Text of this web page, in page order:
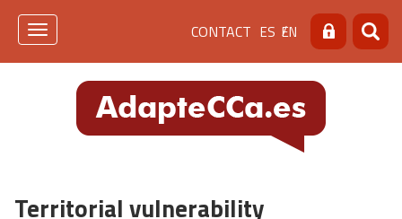
Skip
Menú
de
cabecera
[contacto]
CONTACT ES EN Search
Toggle
Territorial vulnerability